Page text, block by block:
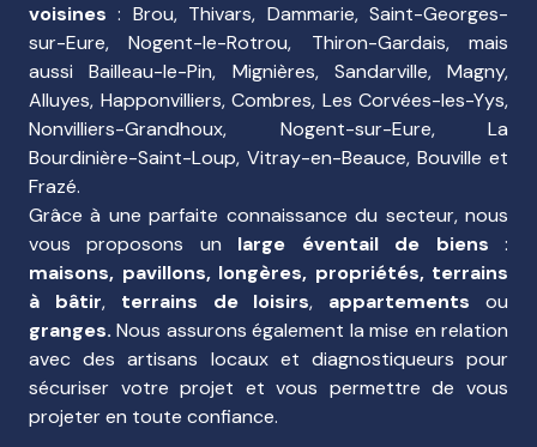
vérifications de la solvabilité de nos potentiels
acquéreurs.
- rédaction du dossier de vente, signature de
compromis de vente en notre agence.
Nous vous accompagnons également dans vos
projets d'achat :
- définition de vos critères de recherche
- proposition de biens en adéquation avec vos
souhaits
- organisation des visites
- mise en relation avec des artisans locaux afin
d'établir des devis dans le cadre de rénovation,
extensions, ...
- accompagnement vers des organismes bancaire en
voisines : Brou, Thivars, Dammarie, Saint-Georges-
sur-Eure, Nogent-le-Rotrou, Thiron-Gardais, mais
aussi Bailleau-le-Pin, Mignières, Sandarville, Magny,
Alluyes, Happonvilliers, Combres, Les Corvées-les-Yys,
Nonvilliers-Grandhoux, Nogent-sur-Eure, La
Bourdinière-Saint-Loup, Vitray-en-Beauce, Bouville et
Frazé.
Grâce à une parfaite connaissance du secteur, nous
vous proposons un large éventail de biens :
maisons, pavillons, longères, propriétés, terrains
à bâtir, terrains de loisirs, appartements ou
granges. Nous assurons également la mise en relation
avec des artisans locaux et diagnostiqueurs pour
sécuriser votre projet et vous permettre de vous
projeter en toute confiance.